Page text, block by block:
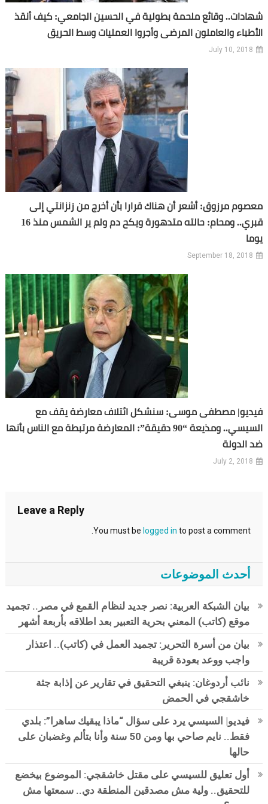
شهادات.. وقائع ملحمة بطولية في الحسين الجامعي: كيف أنقذ
الأطباء والعاملون المرضى وأجروا العمليات وسط الحريق
July 10, 2018
معصوم مرزوق: أشعر أن هناك قرارا بأن أخرج من زنزانتي إلى
قبري.. ومحام: حالته متدهورة ويكح دم ولم ير الشمس منذ 16
يوما
September 18, 2018
فيديو| مصطفى موسى: سنشكل ائتلاف معارضة يقف مع
السيسي.. ومذيعة “90 دقيقة”: المعارضة مرتبطة مع الناس بأنها
ضد الدولة
July 2, 2018
Leave a Reply
You must be logged in to post a comment.
أحدث الموضوعات
بيان الشبكة العربية: نصر جديد لنظام القمع في مصر.. تجميد
موقع (كاتب) المعني بحرية التعبير بعد اطلاقه بأربعة أشهر
بيان من أسرة التحرير: تجميد العمل في (كاتب).. اعتذار
واجب ووعد بعودة قريبة
نائب أردوغان: ينبغي التحقيق في تقارير عن إذابة جثة
خاشقجي في الحمض
فيديو| السيسي يرد على سؤال “ماذا يبقيك ساهرا”: بلدي
فقط.. نايم صاحي بها ومن 50 سنة وأنا بتألم وغضبان على
حالها
أول تعليق للسيسي على مقتل خاشقجي: الموضوع بيخضع
للتحقيق.. ولية مش مصدقين المنطقة دي.. سمعتها مش